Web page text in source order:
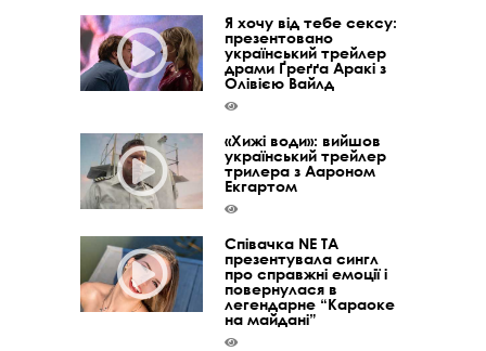
Я хочу від тебе сексу:
презентовано
український трейлер
драми Ґреґґа Аракі з
Олівією Вайлд
«Хижі води»: вийшов
український трейлер
трилера з Аароном
Екгартом
Співачка NE TA
презентувала сингл
про справжні емоції і
повернулася в
легендарне “Караоке
на майдані”